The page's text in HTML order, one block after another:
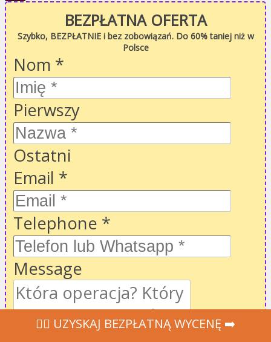
BEZPŁATNA OFERTA
Szybko, BEZPŁATNIE i bez zobowiązań. Do 60% taniej niż w
Polsce
Nom *
Pierwszy
Ostatni
Email *
Telephone *
Message
‍👩‍⚕ UZYSKAJ BEZPŁATNĄ WYCENĘ ➡️